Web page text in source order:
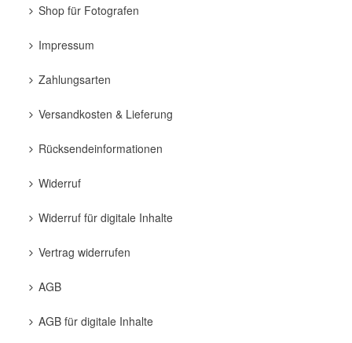
Shop für Fotografen
Impressum
Zahlungsarten
Versandkosten & Lieferung
Rücksendeinformationen
Widerruf
Widerruf für digitale Inhalte
Vertrag widerrufen
AGB
AGB für digitale Inhalte